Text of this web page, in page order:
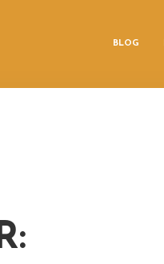
BLOG